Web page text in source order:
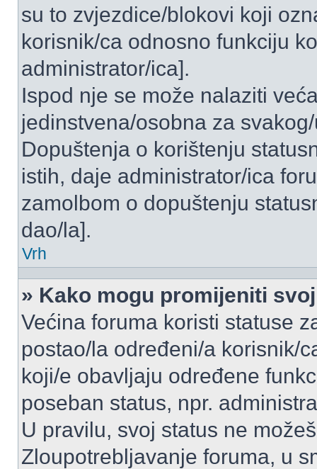
su to zvjezdice/blokovi koji
korisnik/ca odnosno funkciju
administrator/ica].
Ispod nje se može nalaziti
jedinstvena/osobna za
Dopuštenja o korištenju
istih, daje administrator/ica
zamolbom o dopuštenju
dao/la].
Vrh
» Kako mogu promijeniti
Većina foruma koristi statuse
postao/la određeni/a korisnik/
koji/e obavljaju određene
poseban status, npr.
U pravilu, svoj status ne
Zloupotrebljavanje foruma, u